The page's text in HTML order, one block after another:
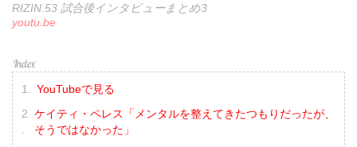
RIZIN.53 試合後インタビューまとめ3
youtu.be
YouTubeで見る
ケイティ・ペレス「メンタルを整えてきたつもりだったが、
そうではなかった」